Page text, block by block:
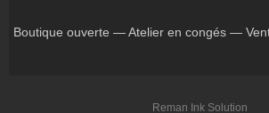
Boutique ouverte — Atelier en congés —
Reman Ink Solution